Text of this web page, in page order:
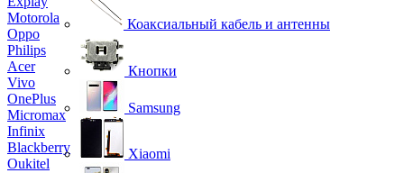
Motorola
Oppo
Philips
Acer
Vivo
OnePlus
Micromax
Infinix
Blackberry
Oukitel
Коаксиальный кабель и антенны
Кнопки
Samsung
Xiaomi